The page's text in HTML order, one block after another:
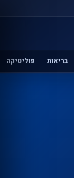
בריאות פוליטיקה